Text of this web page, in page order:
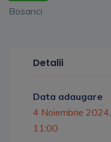
Bosanci
Detalii
Data adaugare
4 Noiembrie 2024,
11:00